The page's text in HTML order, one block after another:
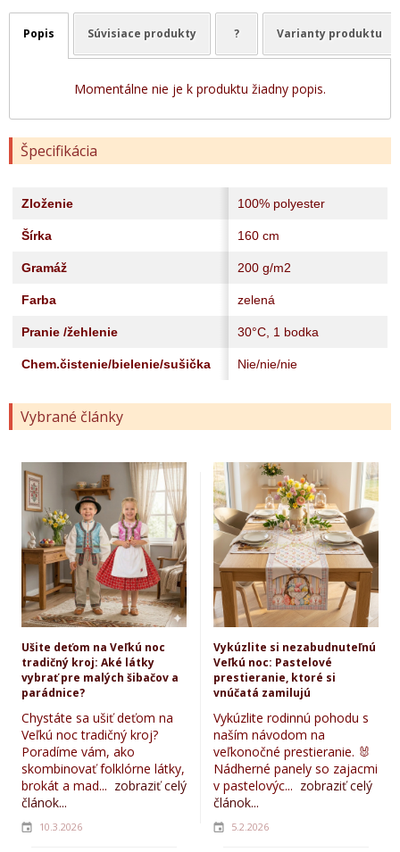
Popis Súvisiace produkty ? Varianty produktu
Momentálne nie je k produktu žiadny popis.
Špecifikácia
Zloženie 100% polyester
Šírka 160 cm
Gramáž 200 g/m2
Farba zelená
Pranie /žehlenie 30°C, 1 bodka
Chem.čistenie/bielenie/sušička Nie/nie/nie
Vybrané články
Ušite deťom na Veľkú noc
tradičný kroj: Aké látky
vybrať pre malých šibačov a
parádnice?
Chystáte sa ušiť deťom na
Veľkú noc tradičný kroj?
Poradíme vám, ako
skombinovať folklórne látky,
brokát a mad... zobraziť celý
článok...
10.3.2026
Vykúzlite si nezabudnuteľnú
Veľkú noc: Pastelové
prestieranie, ktoré si
vnúčatá zamilujú
Vykúzlite rodinnú pohodu s
naším návodom na
veľkonočné prestieranie. 🐰
Nádherné panely so zajacmi
v pastelovýc... zobraziť celý
článok...
5.2.2026